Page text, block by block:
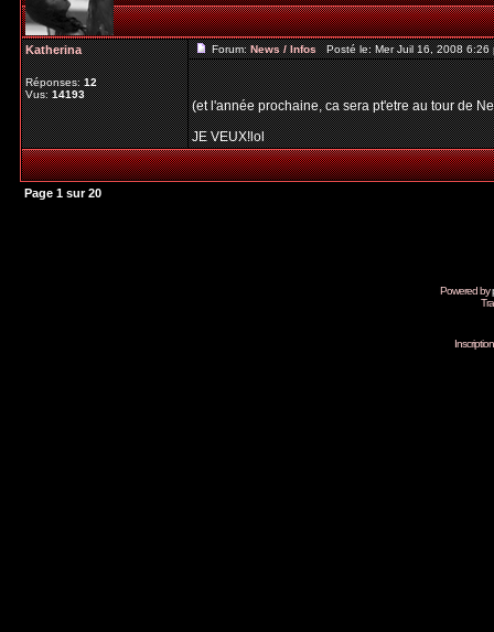
Katherina
Réponses:12
Vus:14193
Forum:News / InfosPosté le: Mer Juil 16, 2008
(et l'année prochaine, ca sera pt'etre au tour de
JE VEUX!lol
Page 1 sur20
Powered by